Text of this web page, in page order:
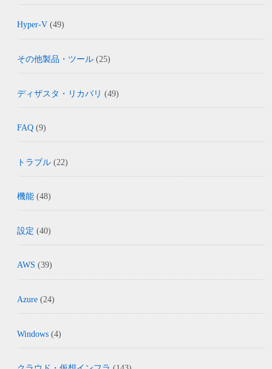
Hyper-V (49)
その他製品・ツール (25)
ディザスタ・リカバリ (49)
FAQ (9)
トラブル (22)
機能 (48)
設定 (40)
AWS (39)
Azure (24)
Windows (4)